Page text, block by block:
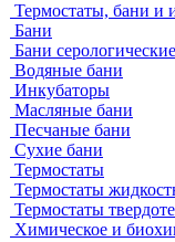
Ареометры
Калибровочные
Комплектующие для
Принадлежности к
Специальные
Стекла предметные
Системы
Стерилизация и
Сушильные шкафы и
Муфельные печи
Шкафы сушильные
Электропечи